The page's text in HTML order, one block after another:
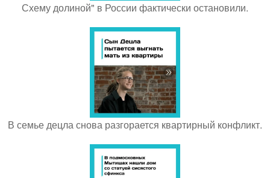
Схему долиной" в России фактически остановили.
В семье децла снова разгорается квартирный конфликт.